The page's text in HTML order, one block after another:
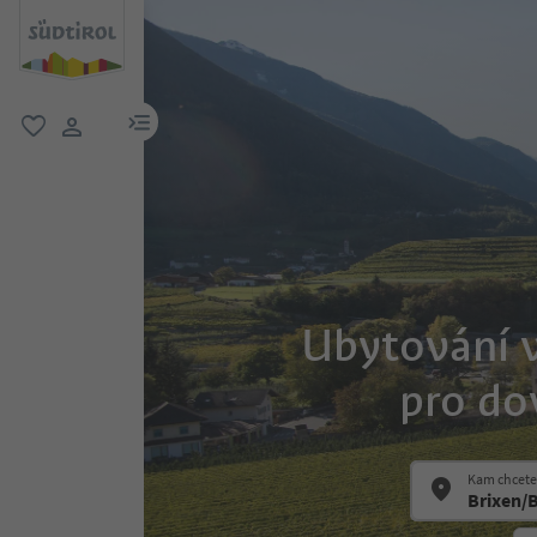
odkaz na menu
Ubytování
pro
Kam